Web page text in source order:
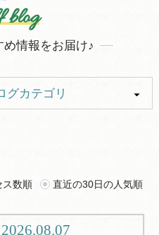
情報をお届け♪
グカテゴリ
グルメ
ス数順 直近の30日の人気順
2026.08.07